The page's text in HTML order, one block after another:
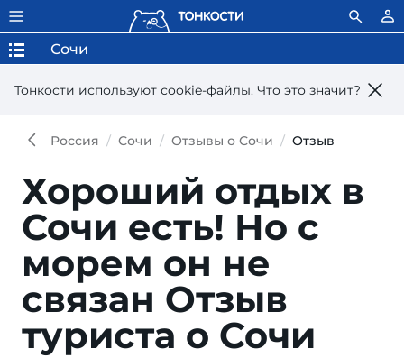
Тонкости используют сookie-файлы. Что это значит?
Сочи
Россия Сочи Отзывы о Сочи Отзыв
Хороший отдых в
Сочи есть! Но с
морем он не
связан Отзыв
туриста о Сочи